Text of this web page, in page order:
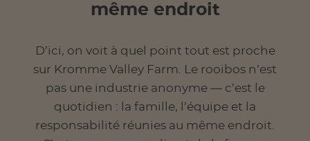
même endroit
D’ici, on voit à quel point tout est proche
sur Kromme Valley Farm. Le rooibos n’est
pas une industrie anonyme — c’est le
quotidien : la famille, l’équipe et la
responsabilité réunies au même endroit.